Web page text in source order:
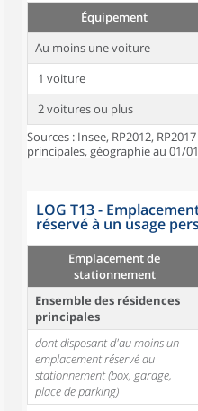
Équipement
Au moins une voiture
1 voiture
2 voitures ou plus
Sources : Insee, RP2012,
principales, géographie au 01/
LOG T13 -
réservé à un usage
Emplacement de
stationnement
Ensemble des résidences
principales
dont disposant d'au moins un
emplacement réservé au
stationnement (box, garage,
place de parking)